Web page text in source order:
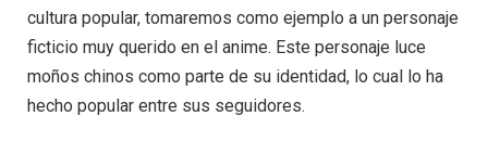
cultura popular, tomaremos como ejemplo a un personaje
ficticio muy querido en el anime. Este personaje luce
moños chinos como parte de su identidad, lo cual lo ha
hecho popular entre sus seguidores.